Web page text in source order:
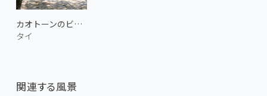
カオトーンのビーチ 1
タイ
関連する風景